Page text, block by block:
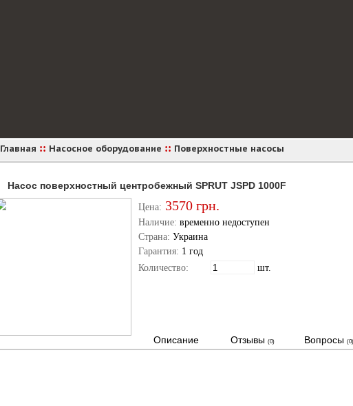
Главная :: Насосное оборудование :: Поверхностные насосы
Насос поверхностный центробежный SPRUT JSPD 1000F
Цена: 3570 грн.
Наличие: временно недоступен
Страна: Украина
Гарантия: 1 год
Количество:
шт.
Описание Отзывы (0) Вопросы (0)